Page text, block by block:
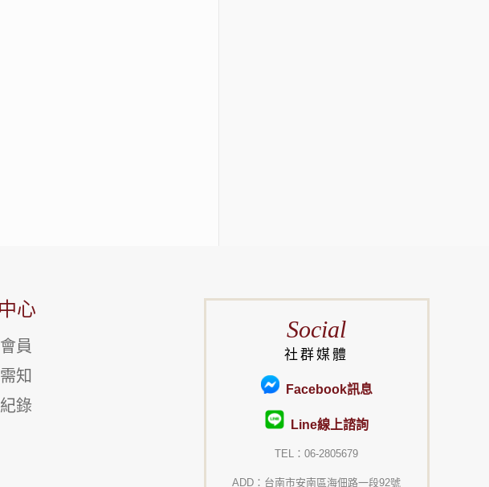
心
員
知
錄
Social
社群媒體
Facebook訊息
Line線上諮詢
TEL：06-2805679
ADD：台南市安南區海佃路一段92號